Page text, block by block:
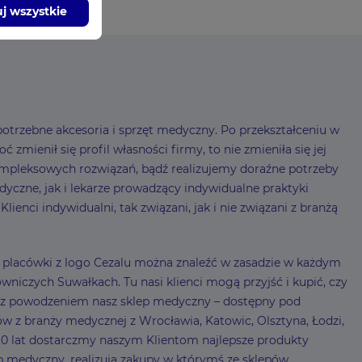
akcesoria i sprzęt medyczny. Po przekształceniu w
zmienił się profil własności firmy, to nie zmieniła się jej
rozwiązań, bądź realizujemy doraźne potrzeby
jak i lekarze prowadzący indywidualne praktyki
indywidualni, tak związani, jak i nie związani z branżą
z logo Cezalu można znaleźć w zasadzie w każdym
Suwałkach. Tu nasi klienci mogą przyjść i kupić, czy
nasz sklep medyczny – dostępny pod
branży medycznej z Wrocławia, Katowic, Olsztyna, Łodzi,
lat dostarczmy naszym Klientom najlepsze produkty
wszystkie